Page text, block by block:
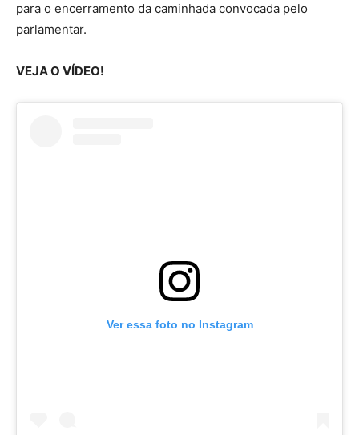
para o encerramento da caminhada convocada pelo
parlamentar.
VEJA O VÍDEO!
Ver essa foto no Instagram